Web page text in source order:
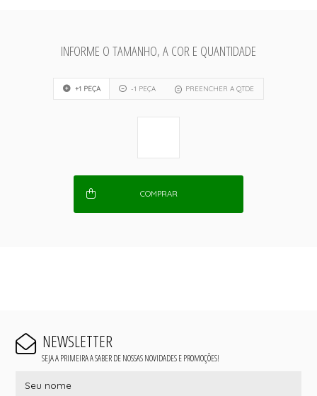
INFORME O TAMANHO, A COR E QUANTIDADE
+1 PEÇA -1 PEÇA PREENCHER A QTDE
COMPRAR
NEWSLETTER
SEJA A PRIMEIRA A SABER DE NOSSAS NOVIDADES E PROMOÇÕES!